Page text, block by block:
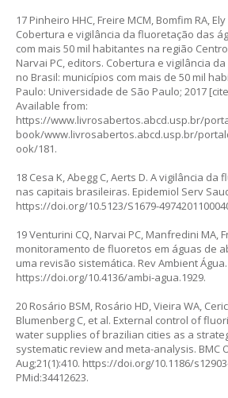
17 Pinheiro HHC, Freire MCM, Bomfim RA, Ely
Cobertura e vigilância da fluoretação das
com mais 50 mil habitantes na região
Narvai PC, editors. Cobertura e vigilância
no Brasil: municípios com mais de 50 mil
Paulo: Universidade de São Paulo; 2017
Available from:
https://www.livrosabertos.abcd.usp.br/
book/www.livrosabertos.abcd.usp.br/
ook/181.
18 Cesa K, Abegg C, Aerts D. A vigilância
nas capitais brasileiras. Epidemiol Serv
https://doi.org/10.5123/S1679-
19 Venturini CQ, Narvai PC, Manfredini MA,
monitoramento de fluoretos em águas de
uma revisão sistemática. Rev Ambient Água.
https://doi.org/10.4136/ambi-agua.1929.
20 Rosário BSM, Rosário HD, Vieira WA,
Blumenberg C, et al. External control of
water supplies of brazilian cities as a
systematic review and meta-analysis. BMC
Aug;21(1):410. https://doi.org/10.1186/
PMid:34412623.